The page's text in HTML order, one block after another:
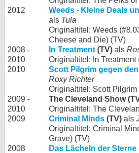
2012
Weeds - Kleine Deals
als Tula
Originaltitel: Weeds
Cheese and Die) (TV)
2008 -
2010
In Treatment (TV) als
Originaltitel: In Treatment
2010
Scott Pilgrim gegen
Roxy Richter
Originaltitel: Scott Pilgrim
2009 -
2010
The Cleveland Show
Originaltitel: The
2009
Criminal Minds (TV) als
Originaltitel: Criminal
Grave) (TV)
2008
Das Lächeln der Sterne